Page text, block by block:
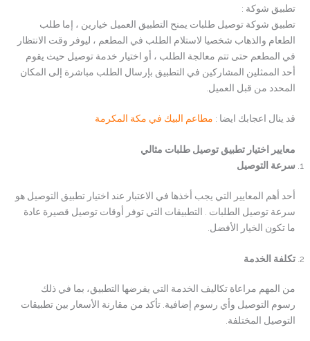
تطبيق شوكة :
تطبيق شوكة توصيل طلبات يمنح التطبيق العميل خيارين ، إما طلب
الطعام والذهاب شخصيا لاستلام الطلب في المطعم ، ليوفر وقت الانتظار
في المطعم حتى تتم معالجة الطلب ، أو اختيار خدمة توصيل حيث يقوم
أحد الممثلين المشاركين في التطبيق بإرسال الطلب مباشرة إلى المكان
المحدد من قبل العميل.
قد ينال اعجابك ايضا : مطاعم البيك في مكة المكرمة
معايير اختيار تطبيق توصيل طلبات مثالي
سرعة التوصيل
أحد أهم المعايير التي يجب أخذها في الاعتبار عند اختيار تطبيق التوصيل هو
سرعة توصيل الطلبات . التطبيقات التي توفر أوقات توصيل قصيرة عادة
ما تكون الخيار الأفضل.
تكلفة الخدمة
من المهم مراعاة تكاليف الخدمة التي يفرضها التطبيق، بما في ذلك
رسوم التوصيل وأي رسوم إضافية. تأكد من مقارنة الأسعار بين تطبيقات
التوصيل المختلفة.